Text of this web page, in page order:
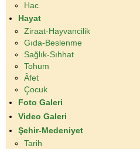
Hac
Hayat
Ziraat-Hayvancilik
Gıda-Beslenme
Sağlık-Sıhhat
Tohum
Âfet
Çocuk
Foto Galeri
Video Galeri
Şehir-Medeniyet
Tarih